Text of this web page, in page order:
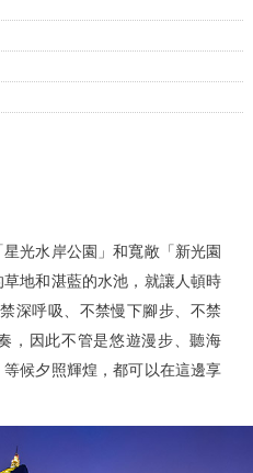
光水岸公園」和寬敞「新光園
地和湛藍的水池，就讓人頓時
深呼吸、不禁慢下腳步、不禁
，因此不管是悠遊漫步、聽海
候夕照輝煌，都可以在這邊享